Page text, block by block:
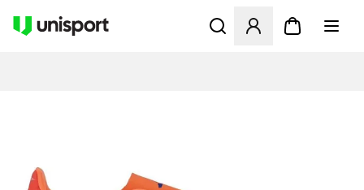
Åbner en Modal til at